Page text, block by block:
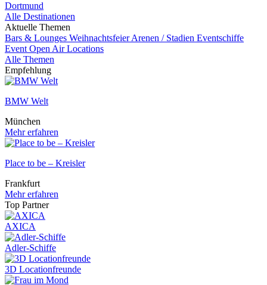
Dortmund
Alle Destinationen
Aktuelle Themen
Bars & Lounges WeihnachtsfeierArenen / Stadien Eventschiffe
Event Open Air Locations
Alle Themen
Empfehlung
BMW Welt
München
Mehr erfahren
Place to be – Kreisler
Frankfurt
Mehr erfahren
Top Partner
AXICA
Adler-Schiffe
3D Locationfreunde